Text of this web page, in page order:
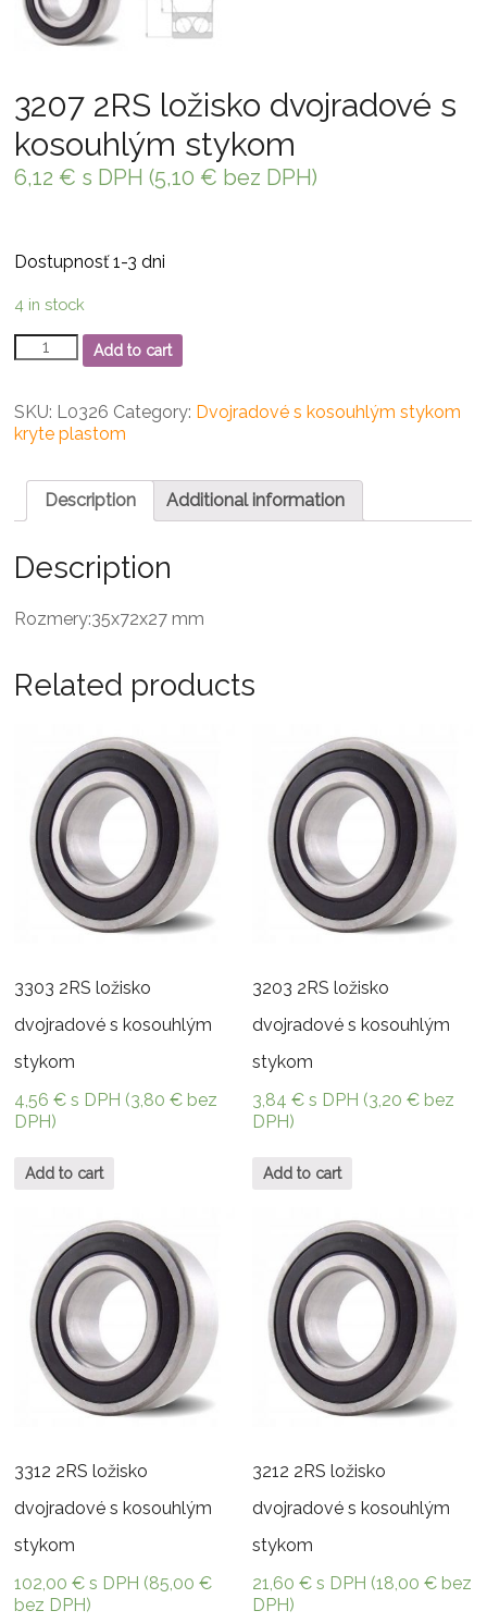
3207 2RS ložisko dvojradové s
kosouhlým stykom
6,12 € s DPH (5,10 € bez DPH)
Dostupnosť 1-3 dni
4 in stock
3207
2RS
dvojradové
s
quantity
Add to cart
SKU: L0326 Category: Dvojradové s kosouhlým stykom
kryte plastom
Description Additional information
Description
Rozmery:35x72x27 mm
Related products
3303 2RS ložisko
dvojradové s kosouhlým
stykom
4,56€ s DPH (3,80€ bez
DPH)
Add to cart
3203 2RS ložisko
dvojradové s kosouhlým
stykom
3,84€ s DPH (3,20€ bez
DPH)
Add to cart
3312 2RS ložisko
dvojradové s kosouhlým
stykom
102,00€ s DPH (85,00€
bez DPH)
3212 2RS ložisko
dvojradové s kosouhlým
stykom
21,60€ s DPH (18,00€ bez
DPH)